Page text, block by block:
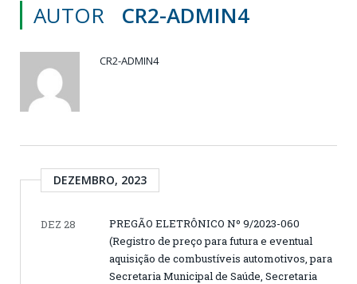
AUTOR CR2-ADMIN4
CR2-ADMIN4
DEZEMBRO, 2023
DEZ 28
PREGÃO ELETRÔNICO Nº 9/2023-060
(Registro de preço para futura e eventual
aquisição de combustíveis automotivos, para
Secretaria Municipal de Saúde, Secretaria